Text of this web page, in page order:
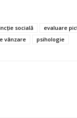
socială evaluare
vânzare psihologie